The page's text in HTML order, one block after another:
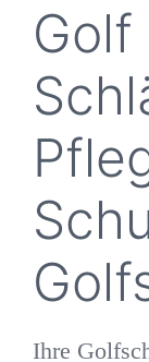
Golf
Ihre